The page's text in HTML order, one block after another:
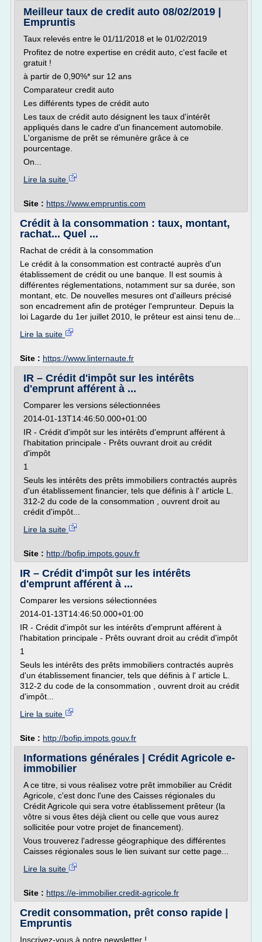
Meilleur taux de credit auto 08/02/2019 |
Empruntis
Taux relevés entre le 01/11/2018 et le 01/02/2019
Profitez de notre expertise en crédit auto, c'est facile et
gratuit !
à partir de 0,90%* sur 12 ans
Comparateur credit auto
Les différents types de crédit auto
Les taux de crédit auto désignent les taux d'intérêt
appliqués dans le cadre d'un financement automobile.
L'organisme de prêt se rémunère grâce à ce
pourcentage.
On...
Lire la suite
Site : https://www.empruntis.com
Crédit à la consommation : taux, montant,
rachat... Quel ...
Rachat de crédit à la consommation
Le crédit à la consommation est contracté auprès d'un
établissement de crédit ou une banque. Il est soumis à
différentes réglementations, notamment sur sa durée, son
montant, etc. De nouvelles mesures ont d'ailleurs précisé
son encadrement afin de protéger l'emprunteur. Depuis la
loi Lagarde du 1er juillet 2010, le prêteur est ainsi tenu de...
Lire la suite
Site : https://www.linternaute.fr
IR – Crédit d'impôt sur les intérêts
d'emprunt afférent à ...
Comparer les versions sélectionnées
2014-01-13T14:46:50.000+01:00
IR - Crédit d'impôt sur les intérêts d'emprunt afférent à
l'habitation principale - Prêts ouvrant droit au crédit
d'impôt
1
Seuls les intérêts des prêts immobiliers contractés auprès
d'un établissement financier, tels que définis à l' article L.
312-2 du code de la consommation , ouvrent droit au
crédit d'impôt...
Lire la suite
Site : http://bofip.impots.gouv.fr
IR – Crédit d'impôt sur les intérêts
d'emprunt afférent à ...
Comparer les versions sélectionnées
2014-01-13T14:46:50.000+01:00
IR - Crédit d'impôt sur les intérêts d'emprunt afférent à
l'habitation principale - Prêts ouvrant droit au crédit d'impôt
1
Seuls les intérêts des prêts immobiliers contractés auprès
d'un établissement financier, tels que définis à l' article L.
312-2 du code de la consommation , ouvrent droit au crédit
d'impôt...
Lire la suite
Site : http://bofip.impots.gouv.fr
Informations générales | Crédit Agricole e-
immobilier
A ce titre, si vous réalisez votre prêt immobilier au Crédit
Agricole, c'est donc l'une des Caisses régionales du
Crédit Agricole qui sera votre établissement prêteur (la
vôtre si vous êtes déjà client ou celle que vous aurez
sollicitée pour votre projet de financement).
Vous trouverez l'adresse géographique des différentes
Caisses régionales sous le lien suivant sur cette page...
Lire la suite
Site : https://e-immobilier.credit-agricole.fr
Credit consommation, prêt conso rapide |
Empruntis
Inscrivez-vous à notre newsletter !